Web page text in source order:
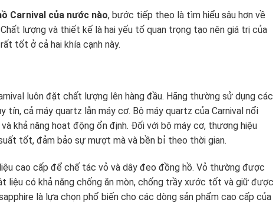
Carnival của nước nào, bước tiếp theo là tìm hiểu sâu hơn về
lượng và thiết kế là hai yếu tố quan trọng tạo nên giá trị của
tốt ở cả hai khía cạnh này.
luôn đặt chất lượng lên hàng đầu. Hãng thường sử dụng các
tín, cả máy quartz lẫn máy cơ. Bộ máy quartz của Carnival nổi
khả năng hoạt động ổn định. Đối với bộ máy cơ, thương hiệu
tốt, đảm bảo sự mượt mà và bền bỉ theo thời gian.
cao cấp để chế tác vỏ và dây đeo đồng hồ. Vỏ thường được
liệu có khả năng chống ăn mòn, chống trầy xước tốt và giữ được
là lựa chọn phổ biến cho các dòng sản phẩm cao cấp của